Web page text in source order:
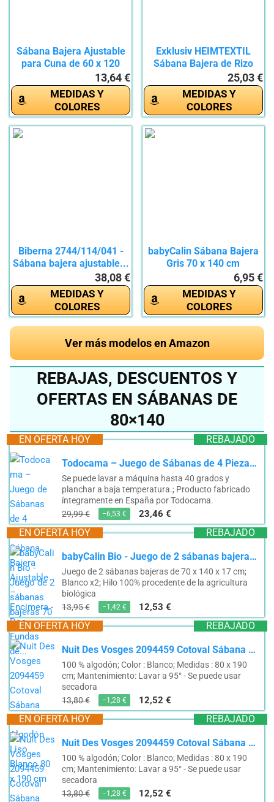
Sábana Bajera Ajustable
para Cuna de 60 x 120
13,64 €
MEDIDAS Y
COLORES
Exklusiv HEIMTEXTIL
Sábana Bajera de Rizo
25,03 €
MEDIDAS Y
COLORES
Biberna 2744/114/041 -
Sábana bajera ajustable...
38,08 €
MEDIDAS Y
COLORES
babyCalin Sábana Bajera
Gris 70 x 140 cm
6,95 €
MEDIDAS Y
COLORES
Ver más modelos en Amazon
REBAJAS, DESCUENTOS Y
OFERTAS EN SÁBANAS DE
80×140
REBAJADO
EN OFERTA HOY
Todocama – Juego de Sábanas de 4 Piezas – Sábana Bajera Ajustable – Encimera - Dos Fundas de...
Se puede lavar a máquina hasta 40 grados y
planchar a baja temperatura.; Producto fabricado
íntegramente en España por Todocama.
29,99 €
−6,53 € 23,46 €
REBAJADO
EN OFERTA HOY
babyCalin Bio - Juego de 2 sábanas bajeras 70 x 140 cm
Juego de 2 sábanas bajeras de 70 x 140 x 17 cm;
Blanco x2; Hilo 100% procedente de la agricultura
biológica
13,95 €
−1,42 € 12,53 €
REBAJADO
EN OFERTA HOY
Nuit Des Vosges 2094459 Cotoval Sábana Bajera Algodón Liso Blanco 80 x 190 cm
100 % algodón; Color : Blanco; Medidas : 80 x 190
cm; Mantenimiento: Lavar a 95° - Se puede usar
secadora
13,80 €
−1,28 € 12,52 €
REBAJADO
EN OFERTA HOY
Nuit Des Vosges 2094459 Cotoval Sábana Bajera Algodón Liso Blanco 80 x 190 cm
100 % algodón; Color : Blanco; Medidas : 80 x 190
cm; Mantenimiento: Lavar a 95° - Se puede usar
secadora
13,80 €
−1,28 € 12,52 €